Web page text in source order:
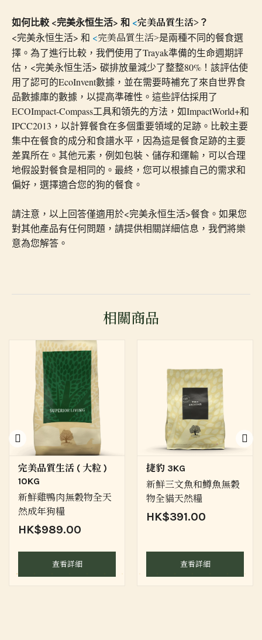
如何比較 <完美永恒生活> 和 <完美品質生活> ？
<完美永恒生活> 和 <完美品質生活>是兩種不同的餐食選
擇。為了進行比較，我們使用了Trayak準備的生命週期評
估，<完美永恒生活> 碳排放量減少了整整80%！該評估使
用了認可的EcoInvent數據，並在需要時補充了來自世界食
品數據庫的數據，以提高準確性。這些評估採用了
ECOImpact-Compass工具和領先的方法，如ImpactWorld+和
IPCC2013，以計算餐食在多個重要領域的足跡。比較主要
集中在餐食的成分和食譜水平，因為這是餐食足跡的主要
差異所在。其他元素，例如包裝、儲存和運輸，可以合理
地假設對餐食是相同的。最終，您可以根據自己的需求和
偏好，選擇適合您的狗的餐食。
請注意，以上回答僅適用於<完美永恒生活>餐食。如果您
對其他產品有任何問題，請提供相關詳細信息，我們將樂
意為您解答。
相關商品
完美品質生活 ( 大粒 )
10KG
新鮮雞鴨肉無穀物全天
然成年狗糧
HK$989.00
查看詳細
捷豹 3KG
新鮮三文魚和鱒魚無穀
物全貓天然糧
HK$391.00
查看詳細